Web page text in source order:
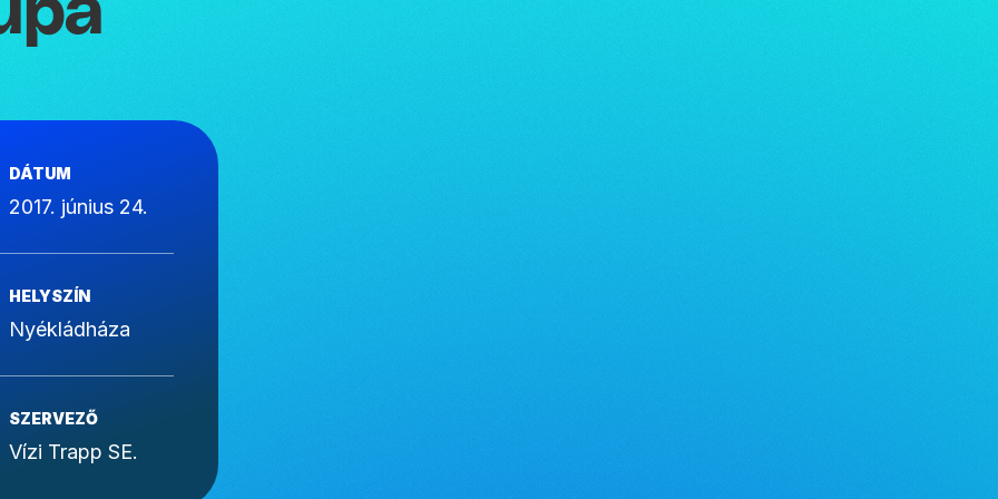
DÁTUM
2017. június 24.
HELYSZÍN
Nyékládháza
SZERVEZŐ
Vízi Trapp SE.